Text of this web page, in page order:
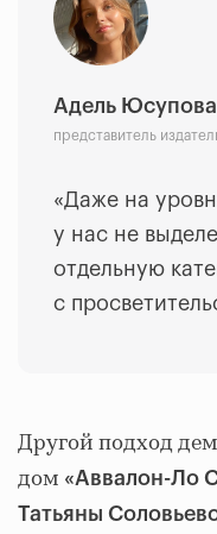
Адель Юсупова
представитель
«Даже на
у нас не
отдельную
с
Другой подход
дом «Аввалон-Ло
Татьяны